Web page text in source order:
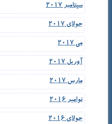
سپتامبر 2017
جولای 2017
می 2017
آوریل 2017
مارس 2017
نوامبر 2016
جولای 2016